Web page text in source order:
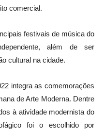
comercial.
festivais de música do
além de ser
cultural na cidade.
integra as comemorações
de Arte Moderna. Dentre
à atividade modernista do
foi o escolhido por